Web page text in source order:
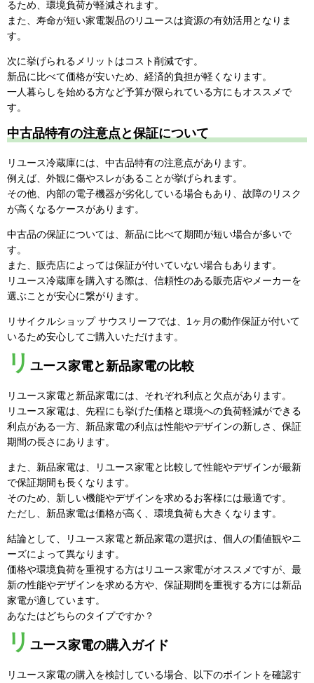
るため、環境負荷が軽減されます。
また、寿命が短い家電製品のリユースは資源の有効活用となりま
す。
次に挙げられるメリットはコスト削減です。
新品に比べて価格が安いため、経済的負担が軽くなります。
一人暮らしを始める方など予算が限られている方にもオススメで
す。
中古品特有の注意点と保証について
リユース冷蔵庫には、中古品特有の注意点があります。
例えば、外観に傷やスレがあることが挙げられます。
その他、内部の電子機器が劣化している場合もあり、故障のリスク
が高くなるケースがあります。
中古品の保証については、新品に比べて期間が短い場合が多いで
す。
また、販売店によっては保証が付いていない場合もあります。
リユース冷蔵庫を購入する際は、信頼性のある販売店やメーカーを
選ぶことが安心に繋がります。
リサイクルショップ サウスリーフでは、1ヶ月の動作保証が付いて
いるため安心してご購入いただけます。
リ ユース家電と新品家電の比較
リユース家電と新品家電には、それぞれ利点と欠点があります。
リユース家電は、先程にも挙げた価格と環境への負荷軽減ができる
利点がある一方、新品家電の利点は性能やデザインの新しさ、保証
期間の長さにあります。
また、新品家電は、リユース家電と比較して性能やデザインが最新
で保証期間も長くなります。
そのため、新しい機能やデザインを求めるお客様には最適です。
ただし、新品家電は価格が高く、環境負荷も大きくなります。
結論として、リユース家電と新品家電の選択は、個人の価値観やニ
ーズによって異なります。
価格や環境負荷を重視する方はリユース家電がオススメですが、最
新の性能やデザインを求める方や、保証期間を重視する方には新品
家電が適しています。
あなたはどちらのタイプですか？
リ ユース家電の購入ガイド
リユース家電の購入を検討している場合、以下のポイントを確認す